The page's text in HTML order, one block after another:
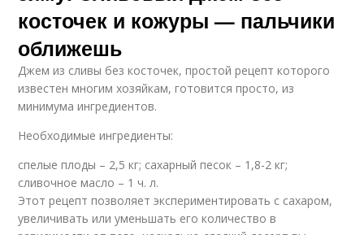
косточек и кожуры — пальчики
оближешь
Джем из сливы без косточек, простой рецепт которого
известен многим хозяйкам, готовится просто, из
минимума ингредиентов.
Необходимые ингредиенты:
спелые плоды – 2,5 кг; сахарный песок – 1,8-2 кг;
сливочное масло – 1 ч. л.
Этот рецепт позволяет экспериментировать с сахаром,
увеличивать или уменьшать его количество в